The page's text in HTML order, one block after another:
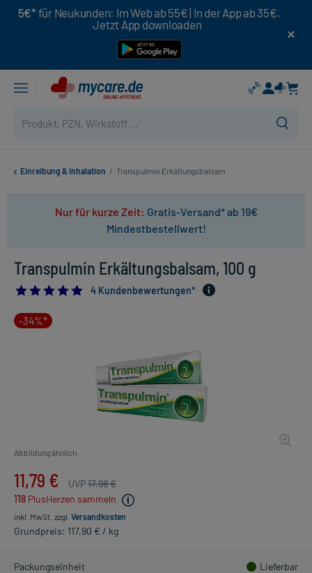
5€* für Neukunden: Im Web ab 55€ | In der App ab 35€.
Jetzt App downloaden
Einreibung & Inhalation / Transpulmin Erkältungsbalsam
Nur für kurze Zeit: Gratis-Versand* ab 19€
Mindestbestellwert!
Transpulmin Erkältungsbalsam, 100 g
5.0
4 Kundenbewertungen*
-34%*
Abbildung ähnlich
11,79 € UVP17,98 €
118 PlusHerzen sammeln
inkl. MwSt. zzgl. Versandkosten
Grundpreis: 117,90 € / kg
Packungseinheit Lieferbar